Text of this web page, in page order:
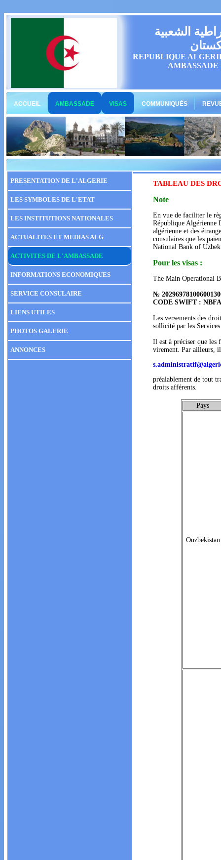
الشعبية
REPUBLIQUE
ACCUEIL AMBASSADE VISAS COMMUNIQUÉS
PRESENTATION DE L'ALGERIE
LES SYMBOLES DE L'ETAT
LES INSTITUTIONS NATIONALES
ACTUALITES ET MEDIAS ALG
ACTIVITES DE L'AMBASSADE
INFORMATIONS ECONOMIQUES
SERVICE CONSULAIRE
LIENS UTILES
PHOTOS GALERIE
ANNONCES
TABLEAU DES
Note
En vue de faciliter le
République Algérienne
algérienne et des
consulaires que les
National Bank of
Pour les visas :
The Main Operational
№
CODE SWIFT :
Les versements des
sollicité par les
Il est à préciser que les
virement. Par ailleurs,
préalablement de tout
droits afférents.
Pays
Ouzbekistan